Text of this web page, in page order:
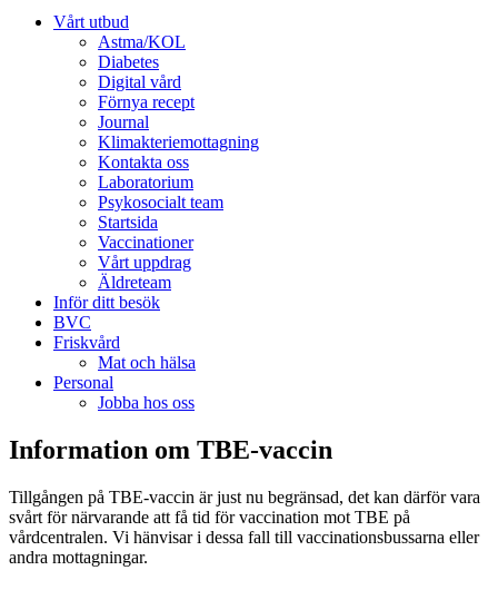
Vårt utbud
Astma/KOL
Diabetes
Digital vård
Förnya recept
Journal
Klimakteriemottagning
Kontakta oss
Laboratorium
Psykosocialt team
Startsida
Vaccinationer
Vårt uppdrag
Äldreteam
Inför ditt besök
BVC
Friskvård
Mat och hälsa
Personal
Jobba hos oss
Information om TBE-vaccin
Tillgången på TBE-vaccin är just nu begränsad, det kan därför vara
svårt för närvarande att få tid för vaccination mot TBE på
vårdcentralen. Vi hänvisar i dessa fall till vaccinationsbussarna eller
andra mottagningar.